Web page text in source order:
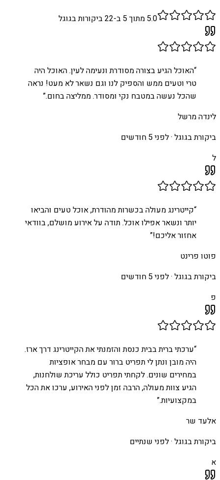
5.0 מתוך 5 ב- 22ביקורות בגוגל
“האוכל הגיע בצורה מסודרת ונעימה לעין. האוכל היה
טרי וטעים ממש והספיק לנו וגם נשאר לא מעט! נראה
שהכל נעשה במטבח נקי ומסודר. ממליצה בחום.”
לינדה מרשל
ביקורת בגוגל ·לפני 5 חודשים
ל
“קייטרינג מעולה בכשרות מהודרת, אוכל טעים והביאו
יותר ונשאר אפילו אוכל. תודה על אירוע מושלם, בוודאי
אחזור אליכם!”
פוטו פרינט
ביקורת בגוגל ·לפני 5 חודשים
פ
“ערכתי ברית בבית כנסת והזמנתי את הקייטרינג דרך ארז.
היה מובן ונתן לי תפריט ברור עם מבחר אופציות
במחירים שונים. לקחתי תפריט כולל עריכת שולחנות,
הגיע צוות מעולה, הרבה זמן לפני האירוע, ערכו את הכל
במקצועיות.”
אלעד שר
ביקורת בגוגל ·לפני שנתיים
א